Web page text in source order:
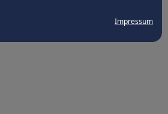
Impressum